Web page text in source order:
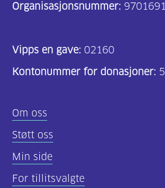
Organisasjonsnummer:
Vipps en gave: 02160
Kontonummer for donasjoner:
Om oss
Støtt oss
Min side
For tillitsvalgte